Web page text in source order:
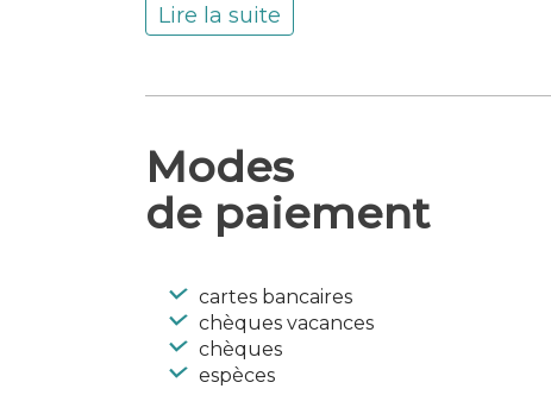
nautiques.
Transport
Accessible aux personnes en
législation en vigueur)
Langues parlées : Anglais
Lire la suite
Modes
de paiement
cartes bancaires
chèques vacances
chèques
espèces